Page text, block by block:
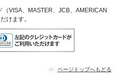
VISA、MASTER、JCB、AMERICAN
けます。
ページトップへもどる